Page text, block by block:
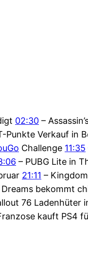
02:30 –
Punkte Verkauf in
Challenge 11:35
– PUBG Lite in
21:11 –
bekommt
76 Ladenhüter
kauft PS4